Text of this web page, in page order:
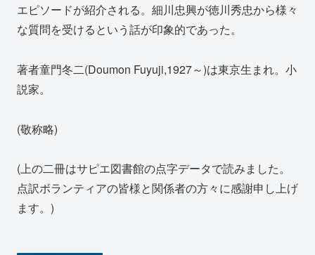
エピソードが紹介される。細川忠興が徳川秀忠から様々
な質問を受けるという話が印象的であった。
著者童門冬二(Doumon Fuyuji,1927～)は東京生まれ。小
説家。
(敬称略)
(上の二冊はサピエ図書館の点字データで読みました。
点訳ボランティアの皆様と関係者の方々に感謝申し上げ
ます。)